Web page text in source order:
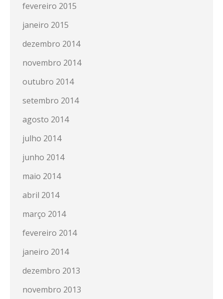
fevereiro 2015
janeiro 2015
dezembro 2014
novembro 2014
outubro 2014
setembro 2014
agosto 2014
julho 2014
junho 2014
maio 2014
abril 2014
março 2014
fevereiro 2014
janeiro 2014
dezembro 2013
novembro 2013